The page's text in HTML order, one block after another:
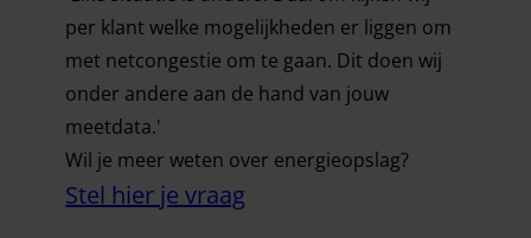
per klant welke mogelijkheden er liggen om
met netcongestie om te gaan. Dit doen wij
onder andere aan de hand van jouw
meetdata.'
Wil je meer weten over energieopslag?
Stel hier je vraag